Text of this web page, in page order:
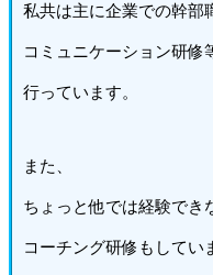
私共は主に企業での幹部
コミュニケーション研修
行っています。
また、
ちょっと他では経験でき
コーチング研修もしてい